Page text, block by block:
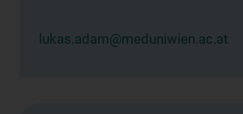
lukas.adam@meduniwien.ac.at